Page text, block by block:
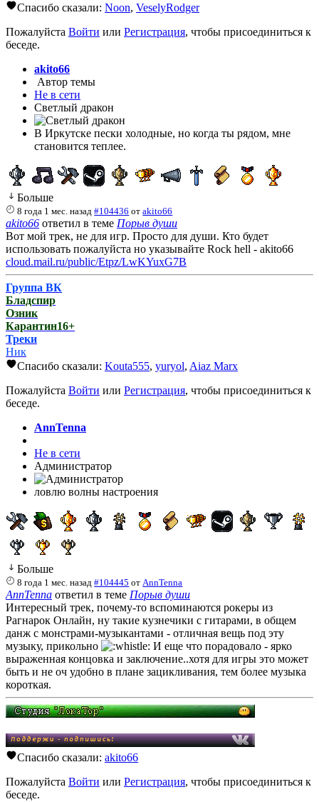
Спасибо сказали: Noon, VeselyRodger
Пожалуйста Войти или Регистрация, чтобы присоединиться к
беседе.
akito66
Автор темы
Не в сети
Светлый дракон
В Иркутске пески холодные, но когда ты рядом, мне
становится теплее.
Больше
8 года 1 мес. назад #104436 отakito66
akito66 ответил в теме Порыв души
Вот мой трек, не для игр. Просто для души. Кто будет
использовать пожалуйста но указывайте Rock hell - akito66
cloud.mail.ru/public/Etpz/LwKYuxG7B
Группа ВК
Бладспир
Озник
Карантин16+
Треки
Ник
Спасибо сказали: Kouta555, yuryol, Aiaz Marx
Пожалуйста Войти или Регистрация, чтобы присоединиться к
беседе.
AnnTenna
Не в сети
Администратор
ловлю волны настроения
Больше
8 года 1 мес. назад #104445 от AnnTenna
AnnTenna ответил в теме Порыв души
Интересный трек, почему-то вспоминаются рокеры из
Рагнарок Онлайн, ну такие кузнечики с гитарами, в общем
данж с монстрами-музыкантами - отличная вещь под эту
музыку, прикольно
И еще что порадовало - ярко
выраженная концовка и заключение..хотя для игры это может
быть и не оч удобно в плане зацикливания, тем более музыка
короткая.
Спасибо сказали: akito66
Пожалуйста Войти или Регистрация, чтобы присоединиться к
беседе.